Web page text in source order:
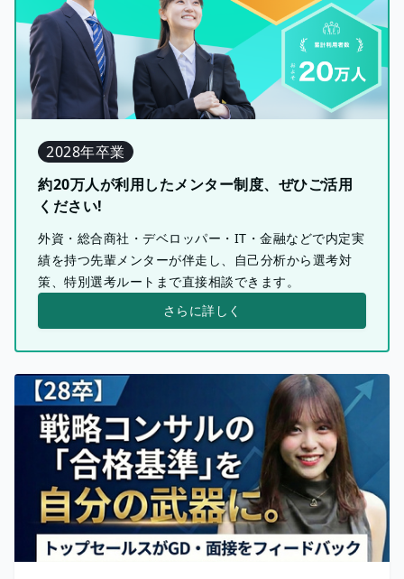
2028年卒業
約20万人が利用したメンター制度、ぜひご活用
ください!
外資・総合商社・デベロッパー・IT・金融などで内定実
績を持つ先輩メンターが伴走し、自己分析から選考対
策、特別選考ルートまで直接相談できます。
さらに詳しく